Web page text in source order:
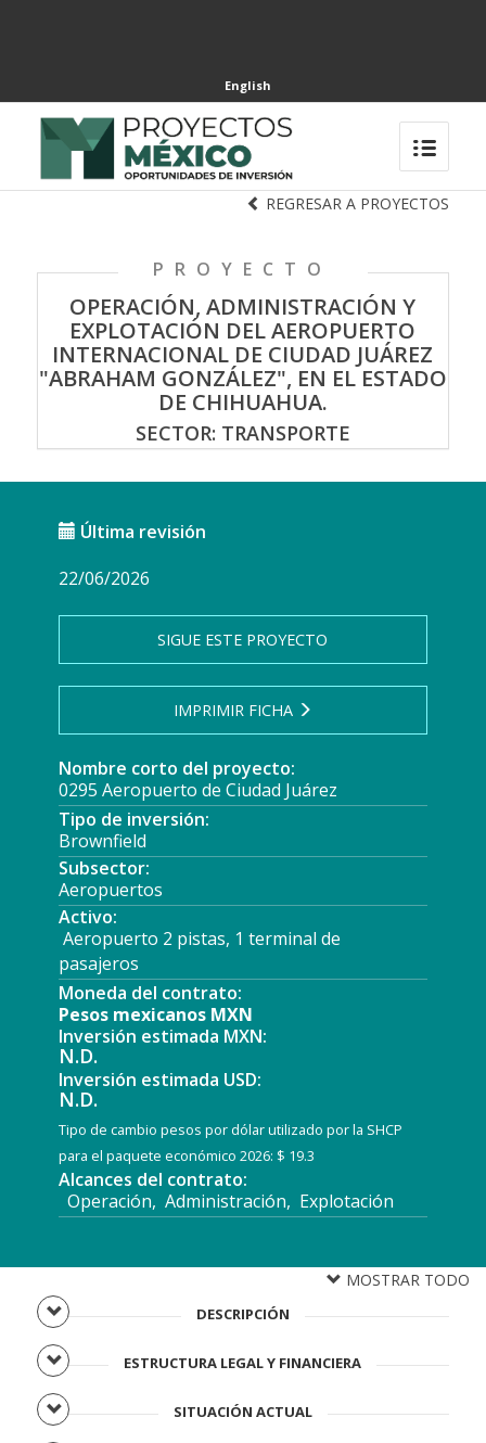
English
REGRESAR A PROYECTOS
PROYECTO
OPERACIÓN, ADMINISTRACIÓN Y
EXPLOTACIÓN DEL AEROPUERTO
INTERNACIONAL DE CIUDAD JUÁREZ
"ABRAHAM GONZÁLEZ", EN EL ESTADO
DE CHIHUAHUA.
SECTOR: TRANSPORTE
Última revisión
22/06/2026
SIGUE ESTE PROYECTO
IMPRIMIR FICHA
Nombre corto del proyecto:
0295 Aeropuerto de Ciudad Juárez
Tipo de inversión:
Brownfield
Subsector:
Aeropuertos
Activo:
Aeropuerto 2 pistas, 1 terminal de
pasajeros
Moneda del contrato:
Pesos mexicanos MXN
Inversión estimada MXN:
N.D.
Inversión estimada USD:
N.D.
Tipo de cambio pesos por dólar utilizado por la SHCP
para el paquete económico 2026: $ 19.3
Alcances del contrato:
Operación, Administración, Explotación
MOSTRAR TODO
DESCRIPCIÓN
ESTRUCTURA LEGAL Y FINANCIERA
SITUACIÓN ACTUAL